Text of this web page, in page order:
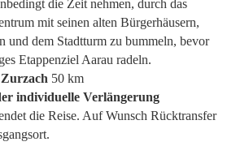
die Zeit nehmen, durch das
mit seinen alten Bürgerhäusern,
und dem Stadtturm zu bummeln, bevor
Etappenziel Aarau radeln.
50 km
individuelle Verlängerung
die Reise. Auf Wunsch Rücktransfer